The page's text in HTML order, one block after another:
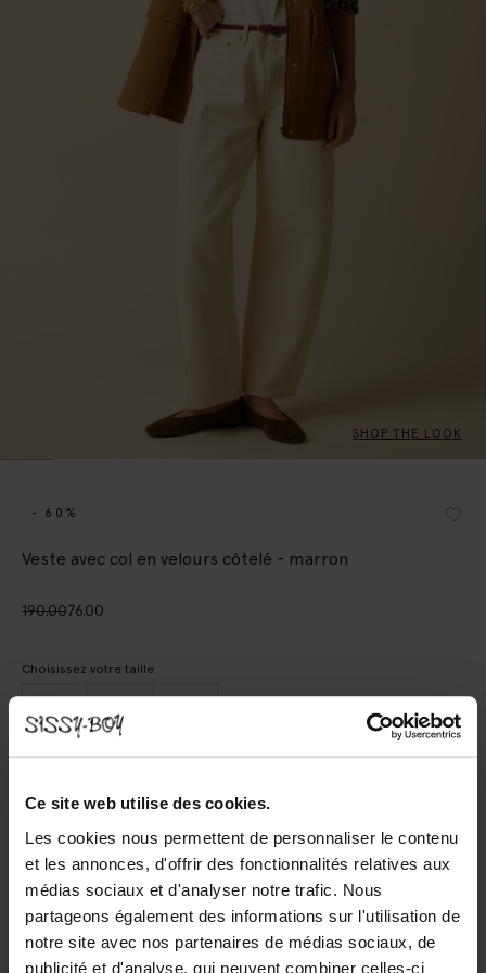
Ce site web utilise des cookies.
Les cookies nous permettent de personnaliser le contenu
et les annonces, d'offrir des fonctionnalités relatives aux
médias sociaux et d'analyser notre trafic. Nous
partageons également des informations sur l'utilisation de
notre site avec nos partenaires de médias sociaux, de
publicité et d'analyse, qui peuvent combiner celles-ci
SHOP THE LOOK
- 60%
Veste avec col en velours côtelé - marron
190.0076.00
Choisissez votre taille
AJOUTER AU PANIER
Livraison rapide
AVIS (1)